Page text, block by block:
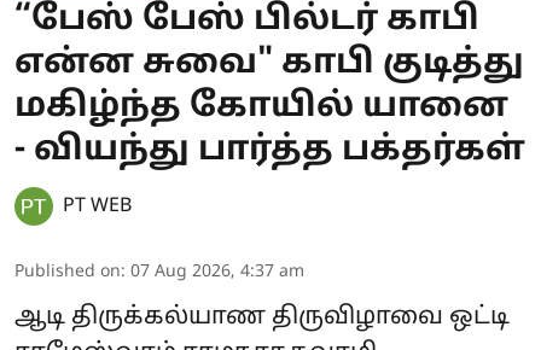
“பேஸ் பேஸ் பில்டர் காபி
என்ன சுவை" காபி குடித்து
மகிழ்ந்த கோயில் யானை
- வியந்து பார்த்த பக்தர்கள்
PT WEB
Published on: 07 Aug 2026, 4:37 am
ஆடி திருக்கல்யாண திருவிழாவை ஒட்டி